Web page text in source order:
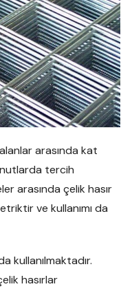
alanlar arasında kat
tercih
arasında çelik hasır
ve kullanımı da
kullanılmaktadır.
hasırlar